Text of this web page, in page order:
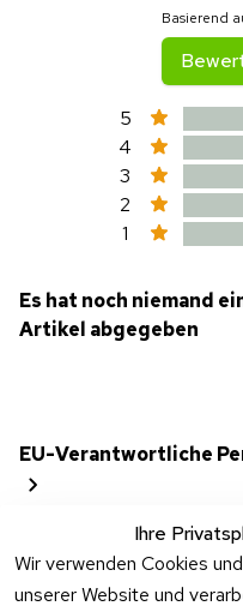
Basierend
5
4
3
2
1
Es hat noch niemand
Artikel abgegeben
EU-Verantwortliche
Ihre
Wir verwenden Cookies
unserer Website und